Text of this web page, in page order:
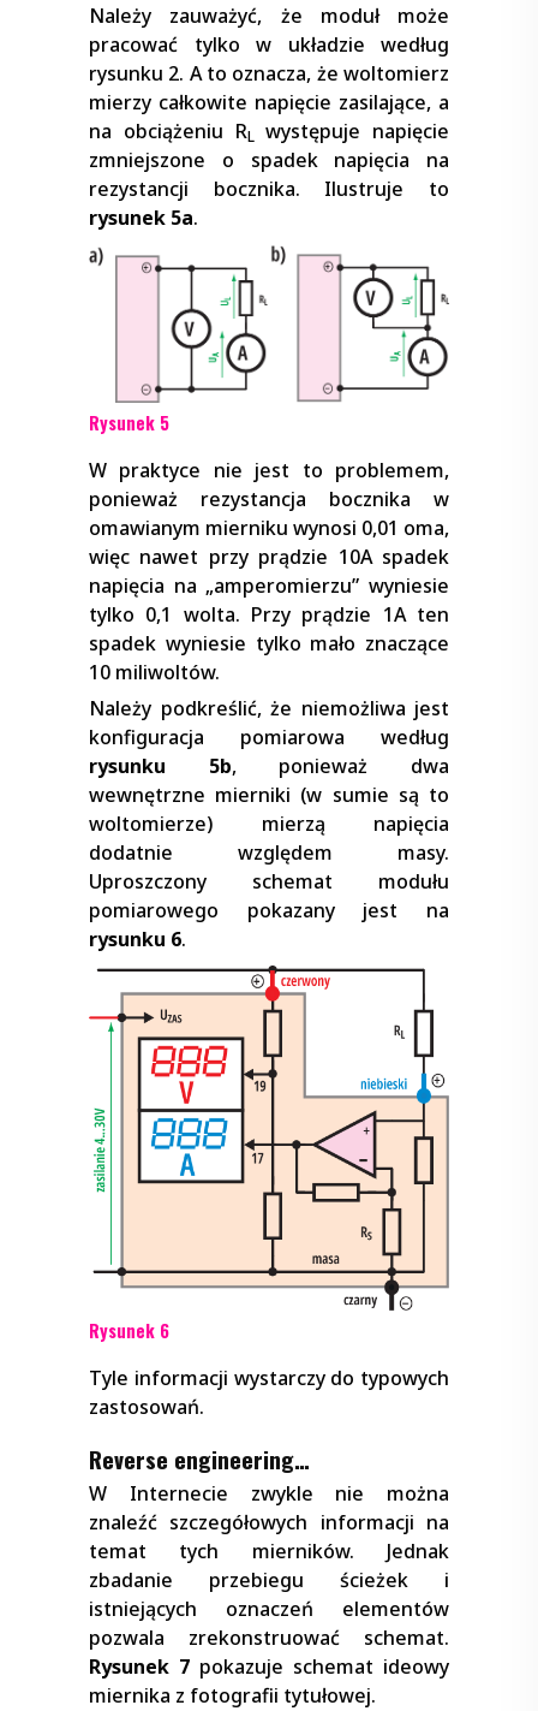
Należy zauważyć, że moduł może
pracować tylko w układzie według
rysunku 2. A to oznacza, że woltomierz
mierzy całkowite napięcie zasilające, a
na obciążeniu RL występuje napięcie
zmniejszone o spadek napięcia na
rezystancji bocznika. Ilustruje to
rysunek 5a.
Rysunek 5
W praktyce nie jest to problemem,
ponieważ rezystancja bocznika w
omawianym mierniku wynosi 0,01 oma,
więc nawet przy prądzie 10A spadek
napięcia na „amperomierzu” wyniesie
tylko 0,1 wolta. Przy prądzie 1A ten
spadek wyniesie tylko mało znaczące
10 miliwoltów.
Należy podkreślić, że niemożliwa jest
konfiguracja pomiarowa według
rysunku 5b, ponieważ dwa
wewnętrzne mierniki (w sumie są to
woltomierze) mierzą napięcia
dodatnie względem masy.
Uproszczony schemat modułu
pomiarowego pokazany jest na
rysunku 6.
Rysunek 6
Tyle informacji wystarczy do typowych
zastosowań.
Reverse engineering…
W Internecie zwykle nie można
znaleźć szczegółowych informacji na
temat tych mierników. Jednak
zbadanie przebiegu ścieżek i
istniejących oznaczeń elementów
pozwala zrekonstruować schemat.
Rysunek 7 pokazuje schemat ideowy
miernika z fotografii tytułowej.